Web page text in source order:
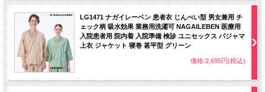
LG1471 ナガイレーベン 患者衣 じんべい型 男女兼用 チ
ェック柄 吸水効果 業務用洗濯可 NAGAILEBEN 医療用
入院患者用 院内着 入院準備 検診 ユニセックス パジャマ
上衣 ジャケット 寝巻 甚平型 グリーン
価格:2,695円(税込)